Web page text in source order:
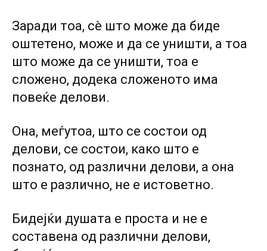
Заради тоа, сè што може да биде
оштетено, може и да се уништи, а тоа
што може да се уништи, тоа е
сложено, додека сложеното има
повеќе делови.
Она, меѓутоа, што се состои од
делови, се состои, како што е
познато, од различни делови, а она
што е различно, не е истоветно.
Бидејќи душата е проста и не е
составена од различни делови,